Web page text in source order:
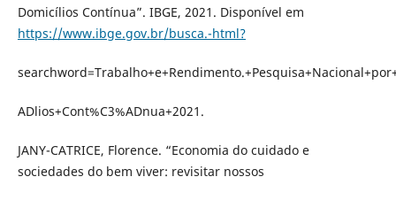
Domicílios Contínua”. IBGE, 2021. Disponível em
https://www.ibge.gov.br/busca.-html?
ADlios+Cont%C3%ADnua+2021.
JANY-CATRICE, Florence. “Economia do cuidado e
sociedades do bem viver: revisitar nossos